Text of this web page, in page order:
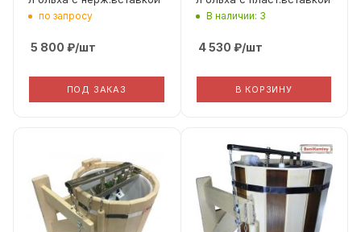
по запросу
5 800 ₽/шт
ПОД ЗАКАЗ
В наличии: 3
4 530 ₽/шт
В КОРЗИНУ